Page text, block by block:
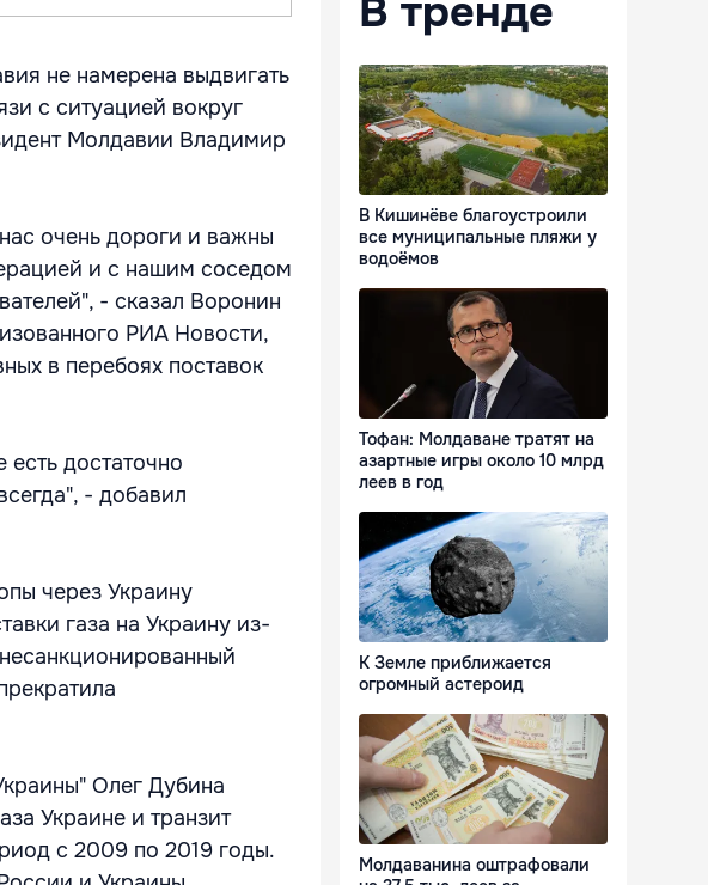
не намерена выдвигать
с ситуацией вокруг
Молдавии Владимир
очень дороги и важны
и с нашим соседом
- сказал Воронин
РИА Новости,
в перебоях поставок
достаточно
- добавил
через Украину
газа на Украину из-
Олег Дубина
Украине и транзит
с 2009 по 2019 годы.
В тренде
В Кишинёве благоустроили
все муниципальные пляжи у
водоёмов
Тофан: Молдаване тратят на
азартные игры около 10 млрд
леев в год
К Земле приближается
огромный астероид
Молдаванина оштрафовали